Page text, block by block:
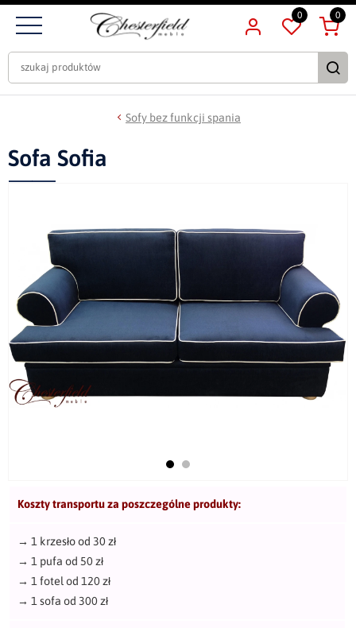
0 0
Sofy bez funkcji spania
Sofa Sofia
Koszty transportu za poszczególne produkty:
→ 1 krzesło od 30 zł
→ 1 pufa od 50 zł
→ 1 fotel od 120 zł
→ 1 sofa od 300 zł